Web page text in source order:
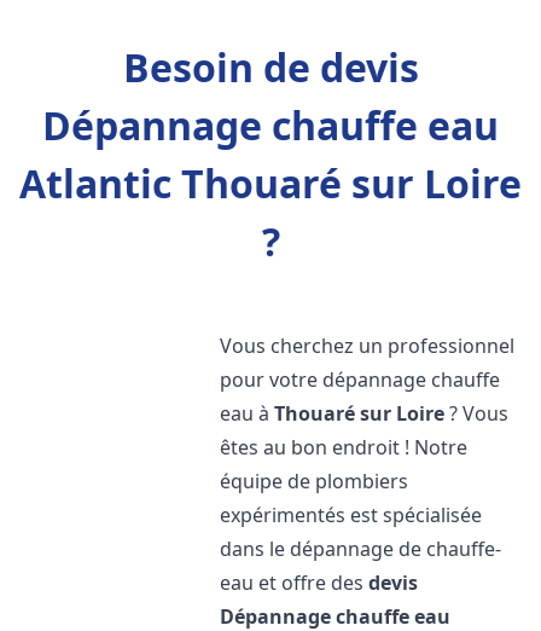
Besoin de devis
Dépannage chauffe eau
Atlantic Thouaré sur Loire
?
Vous cherchez un professionnel
pour votre dépannage chauffe
eau àThouaré sur Loire? Vous
êtes au bon endroit ! Notre
équipe de plombiers
expérimentés est spécialisée
dans le dépannage de chauffe-
eau et offre desdevis
Dépannage chauffe eau